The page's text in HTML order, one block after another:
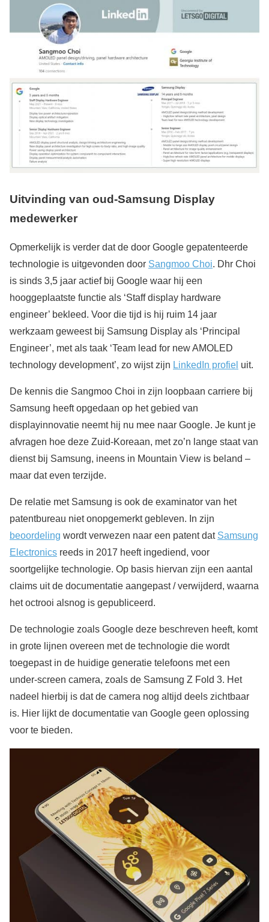
Uitvinding van oud-Samsung Display
medewerker
Opmerkelijk is verder dat de door Google gepatenteerde
technologie is uitgevonden door Sangmoo Choi. Dhr Choi
is sinds 3,5 jaar actief bij Google waar hij een
hooggeplaatste functie als ‘Staff display hardware
engineer’ bekleed. Voor die tijd is hij ruim 14 jaar
werkzaam geweest bij Samsung Display als ‘Principal
Engineer’, met als taak ‘Team lead for new AMOLED
technology development’, zo wijst zijn LinkedIn profiel uit.
De kennis die Sangmoo Choi in zijn loopbaan carriere bij
Samsung heeft opgedaan op het gebied van
displayinnovatie neemt hij nu mee naar Google. Je kunt je
afvragen hoe deze Zuid-Koreaan, met zo’n lange staat van
dienst bij Samsung, ineens in Mountain View is beland –
maar dat even terzijde.
De relatie met Samsung is ook de examinator van het
patentbureau niet onopgemerkt gebleven. In zijn
beoordeling wordt verwezen naar een patent dat Samsung
Electronics reeds in 2017 heeft ingediend, voor
soortgelijke technologie. Op basis hiervan zijn een aantal
claims uit de documentatie aangepast / verwijderd, waarna
het octrooi alsnog is gepubliceerd.
De technologie zoals Google deze beschreven heeft, komt
in grote lijnen overeen met de technologie die wordt
toegepast in de huidige generatie telefoons met een
under-screen camera, zoals de Samsung Z Fold 3. Het
nadeel hierbij is dat de camera nog altijd deels zichtbaar
is. Hier lijkt de documentatie van Google geen oplossing
voor te bieden.